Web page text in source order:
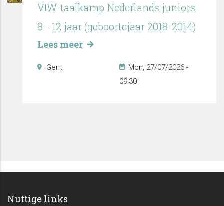
VIW-taalkamp Nederlands juniors
8 - 12 jaar (geboortejaar 2018-2014)
Lees meer
Gent
Mon, 27/07/2026 -
09:30
Nuttige links